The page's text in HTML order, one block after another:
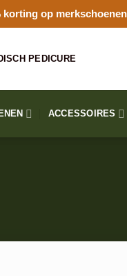
korting op
PEDICURE
ACCESSOIRES